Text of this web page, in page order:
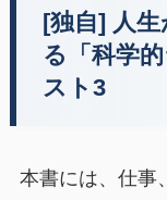
[独自] 人
る「科学
スト3
本書には、仕事